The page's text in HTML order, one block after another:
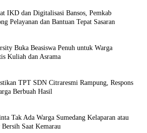
IKD dan Digitalisasi Bansos, Pemkab
Pelayanan dan Bantuan Tepat Sasaran
Buka Beasiswa Penuh untuk Warga
Kuliah dan Asrama
TPT SDN Citraresmi Rampung, Respons
Berbuah Hasil
Tak Ada Warga Sumedang Kelaparan atau
Saat Kemarau